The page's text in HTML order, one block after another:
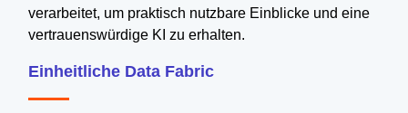
verarbeitet, um praktisch nutzbare Einblicke und eine
vertrauenswürdige KI zu erhalten.
Einheitliche Data Fabric